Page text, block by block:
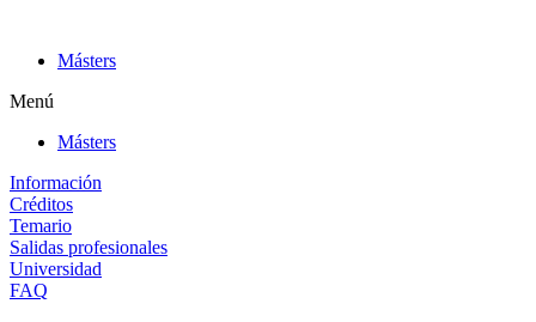
contenidoMásters
Menú
Másters
Información
Créditos
Temario
Salidas profesionales
Universidad
FAQ